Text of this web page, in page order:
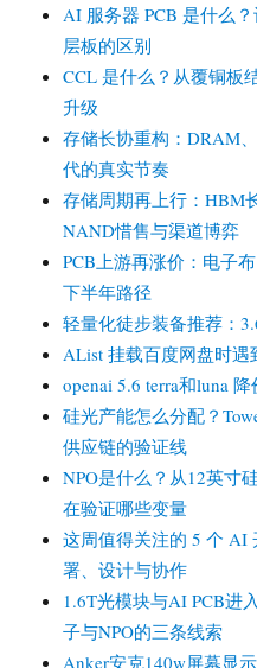
AI 服务器 PCB 是什么
层板的区别
CCL 是什么？从覆铜板
升级
存储长协重构：DRAM
代的真实节奏
存储周期再上行：HBM
NAND惜售与渠道博弈
PCB上游再涨价：电子
下半年路径
轻量化徒步装备推荐：
AList 挂载百度网盘时
openai 5.6 terra和luna
硅光产能怎么分配？
供应链的验证线
NPO是什么？从12英寸
在验证哪些变量
这周值得关注的 5 个 AI
署、设计与协作
1.6T光模块与AI PCB进
子与NPO的三条线索
Anker安克140w屏幕显